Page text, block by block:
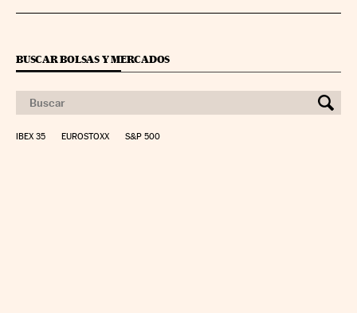
BUSCAR BOLSAS Y MERCADOS
IBEX 35 EUROSTOXX S&P 500